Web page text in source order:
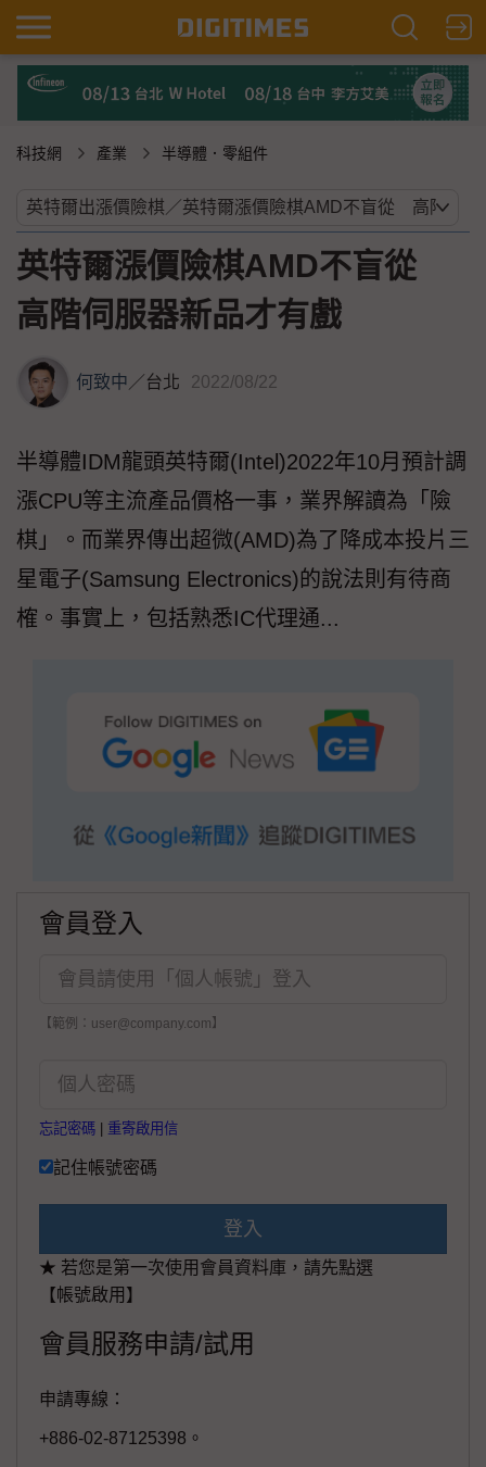
科技網 產業 半導體．零組件
英特爾漲價險棋AMD不盲從
高階伺服器新品才有戲
何致中／台北 2022/08/22
半導體IDM龍頭英特爾(Intel)2022年10月預計調
漲CPU等主流產品價格一事，業界解讀為「險
棋」。而業界傳出超微(AMD)為了降成本投片三
星電子(Samsung Electronics)的說法則有待商
榷。事實上，包括熟悉IC代理通...
會員登入
【範例：user@company.com】
忘記密碼 重寄啟用信
記住帳號密碼
登入
★ 若您是第一次使用會員資料庫，請先點選
【帳號啟用】
會員服務申請/試用
申請專線：
+886-02-87125398。